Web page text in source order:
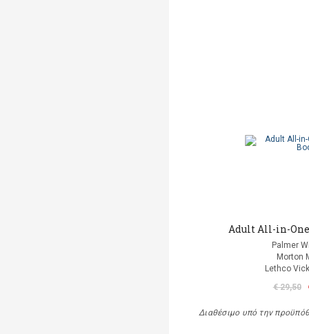
Adult All-in-One
Palmer
Morton
Lethco
€ 29,50
Διαθέσιμο υπό την